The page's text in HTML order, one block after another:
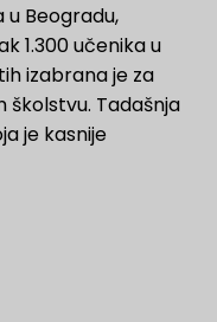
Beogradu,
1.300 učenika u
izabrana je za
Tadašnja
je kasnije